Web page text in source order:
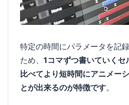
特定の時間にパラメータを記
ため、 1コマずつ書いていくセ
比べてより短時間にアニメー
とが出来るのが特徴です。